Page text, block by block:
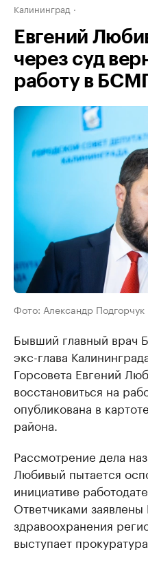
Калининград
Евгений
через суд
работу в
Фото: Александр Подгорчук
Бывший главный врач
экс-глава
Горсовета Евгений
восстановиться на
опубликована в
района.
Рассмотрение дела
Любивый пытается
инициативе
Ответчиками
здравоохранения
выступает прокуратура